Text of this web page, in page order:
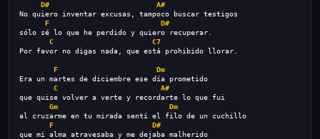
D#
A#
No quiero inventar excusas, tampoco buscar testigos
F
D#
sólo sé lo que he perdido y quiero recuperar.
C
C7
Por favor no digas nada, que está prohibido llorar.
F
Dm
Era un martes de diciembre ese día prometido
C
A#
que quise volver a verte y recordarte lo que fui
Gm
Dm
al cruzarme en tu mirada sentí el filo de un cuchillo
F
D#
que mi alma atravesaba y me dejaba malherido